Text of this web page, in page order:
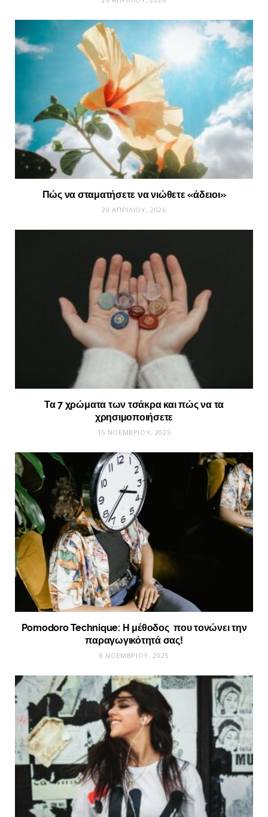
Πώς να σταματήσετε να νιώθετε «άδειοι»
20 ΑΠΡΙΛΊΟΥ, 2026
Τα 7 χρώματα των τσάκρα και πώς να τα
χρησιμοποιήσετε
15 ΝΟΕΜΒΡΊΟΥ, 2025
Pomodoro Technique: Η μέθοδος που τονώνει την
παραγωγικότητά σας!
8 ΝΟΕΜΒΡΊΟΥ, 2025